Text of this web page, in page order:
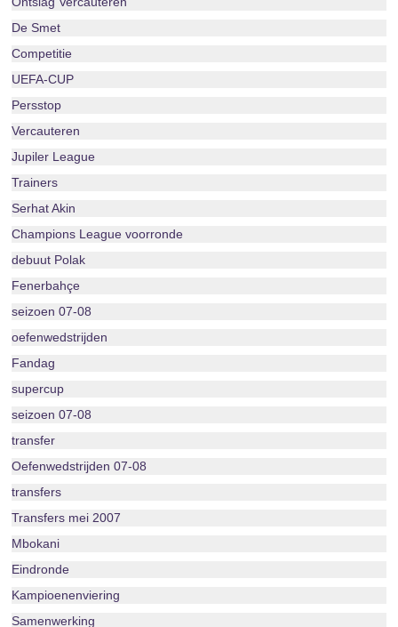
De Smet
Competitie
UEFA-CUP
Persstop
Vercauteren
Jupiler League
Trainers
Serhat Akin
Champions League voorronde
debuut Polak
Fenerbahçe
seizoen 07-08
oefenwedstrijden
Fandag
supercup
seizoen 07-08
transfer
Oefenwedstrijden 07-08
transfers
Transfers mei 2007
Mbokani
Eindronde
Kampioenenviering
Samenwerking